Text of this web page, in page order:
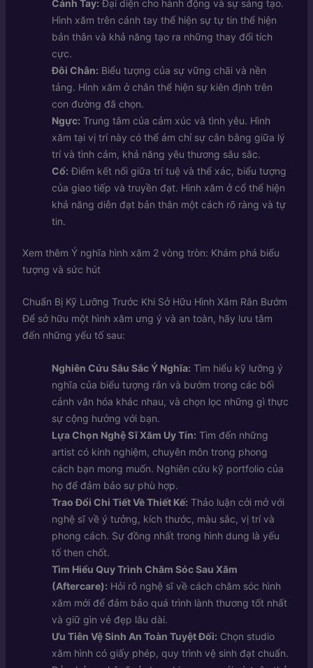
Cánh Tay: Đại diện cho hành động và sự sáng tạo.
Hình xăm trên cánh tay thể hiện sự tự tin thể hiện
bản thân và khả năng tạo ra những thay đổi tích
cực.
Đôi Chân: Biểu tượng của sự vững chãi và nền
tảng. Hình xăm ở chân thể hiện sự kiên định trên
con đường đã chọn.
Ngực: Trung tâm của cảm xúc và tình yêu. Hình
xăm tại vị trí này có thể ám chỉ sự cân bằng giữa lý
trí và tình cảm, khả năng yêu thương sâu sắc.
Cổ: Điểm kết nối giữa trí tuệ và thể xác, biểu tượng
của giao tiếp và truyền đạt. Hình xăm ở cổ thể hiện
khả năng diễn đạt bản thân một cách rõ ràng và tự
tin.
Xem thêm Ý nghĩa hình xăm 2 vòng tròn: Khám phá biểu
tượng và sức hút
Chuẩn Bị Kỹ Lưỡng Trước Khi Sở Hữu Hình Xăm Rắn Bướm
Để sở hữu một hình xăm ưng ý và an toàn, hãy lưu tâm
đến những yếu tố sau:
Nghiên Cứu Sâu Sắc Ý Nghĩa: Tìm hiểu kỹ lưỡng ý
nghĩa của biểu tượng rắn và bướm trong các bối
cảnh văn hóa khác nhau, và chọn lọc những gì thực
sự cộng hưởng với bạn.
Lựa Chọn Nghệ Sĩ Xăm Uy Tín: Tìm đến những
artist có kinh nghiệm, chuyên môn trong phong
cách bạn mong muốn. Nghiên cứu kỹ portfolio của
họ để đảm bảo sự phù hợp.
Trao Đổi Chi Tiết Về Thiết Kế: Thảo luận cởi mở với
nghệ sĩ về ý tưởng, kích thước, màu sắc, vị trí và
phong cách. Sự đồng nhất trong hình dung là yếu
tố then chốt.
Tìm Hiểu Quy Trình Chăm Sóc Sau Xăm
(Aftercare): Hỏi rõ nghệ sĩ về cách chăm sóc hình
xăm mới để đảm bảo quá trình lành thương tốt nhất
và giữ gìn vẻ đẹp lâu dài.
Ưu Tiên Vệ Sinh An Toàn Tuyệt Đối: Chọn studio
xăm hình có giấy phép, quy trình vệ sinh đạt chuẩn.